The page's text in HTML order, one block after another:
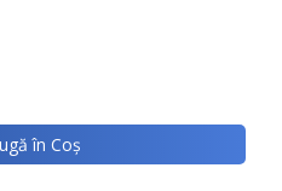
în Coş